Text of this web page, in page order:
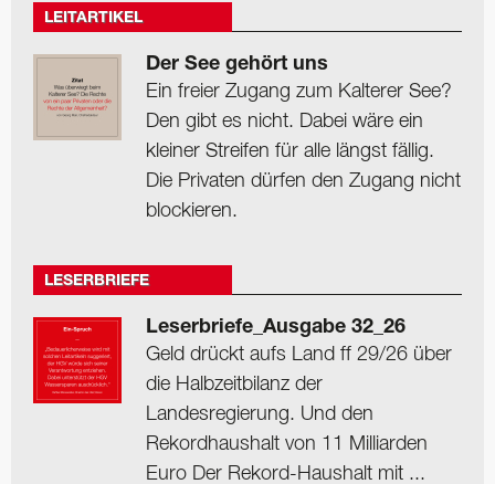
LEITARTIKEL
Der See gehört uns
Ein freier Zugang zum Kalterer See?
Den gibt es nicht. Dabei wäre ein
kleiner Streifen für alle längst fällig.
Die Privaten dürfen den Zugang nicht
blockieren.
LESERBRIEFE
Leserbriefe_Ausgabe 32_26
Geld drückt aufs Land ff 29/26 über
die Halbzeitbilanz der
Landesregierung. Und den
Rekordhaushalt von 11 Milliarden
Euro Der Rekord-Haushalt mit ...